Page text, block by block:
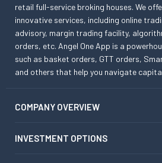
retail full-service broking houses. We
innovative services, including online
advisory, margin trading facility,
orders, etc. Angel One App is a
such as basket orders, GTT orders,
and others that help you navigate
COMPANY OVERVIEW
INVESTMENT OPTIONS